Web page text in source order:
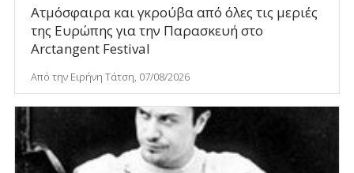
Ατμόσφαιρα και γκρούβα από όλες τις μεριές
της Ευρώπης για την Παρασκευή στο
Arctangent Festival
Από την Ειρήνη Τάτση, 07/08/2026